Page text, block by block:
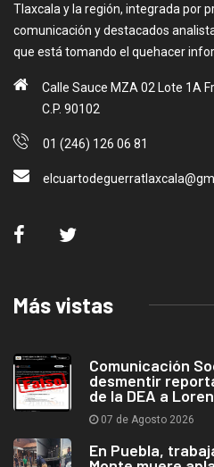
Tlaxcala y la región, integrada por
comunicación y destacados
que está tomando el quehacer
Calle Sauce MZA 02 Lote 1A
C.P. 90102
01 (246) 126 06 81
Más vistas
Comunicación
desmentir
de la DEA a
07 de Agosto 2026
En Puebla,